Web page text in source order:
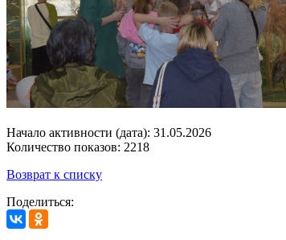
Начало активности (дата): 31.05.2026
Количество показов: 2218
Возврат к списку
Поделиться: